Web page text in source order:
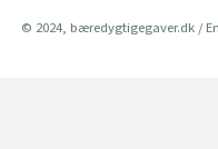
© 2024, bæredygtigegaver.dk /